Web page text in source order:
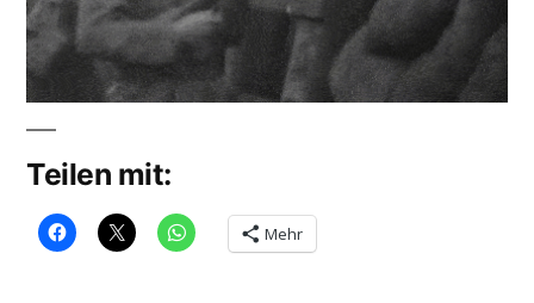
Teilen mit:
Mehr